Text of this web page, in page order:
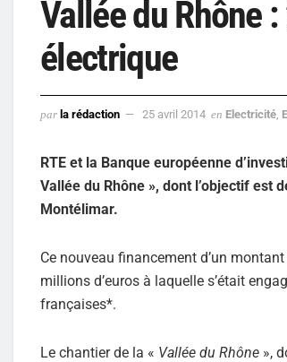
Vallée du Rhône
électrique
par la rédaction 25 avril 2014 en Electricité
RTE et la Banque européenne
Vallée du Rhône », dont l’objectif est
Montélimar.
Ce nouveau financement d’un
millions d’euros à laquelle s’était
françaises*.
Le chantier de la « Vallée du Rhône »,